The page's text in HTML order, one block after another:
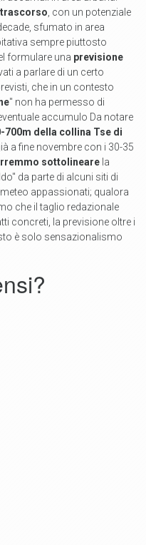
trascorso, con un potenziale
sfumato in area
sempre piuttosto
formulare una previsione
a parlare di un certo
che in un contesto
" non ha permesso di
accumulo Da notare
700m della collina Tse di
a fine novembre con i 30-35
sottolineare la
da parte di alcuni siti di
appassionati; qualora
che il taglio redazionale
concreti, la previsione oltre i
è solo sensazionalismo